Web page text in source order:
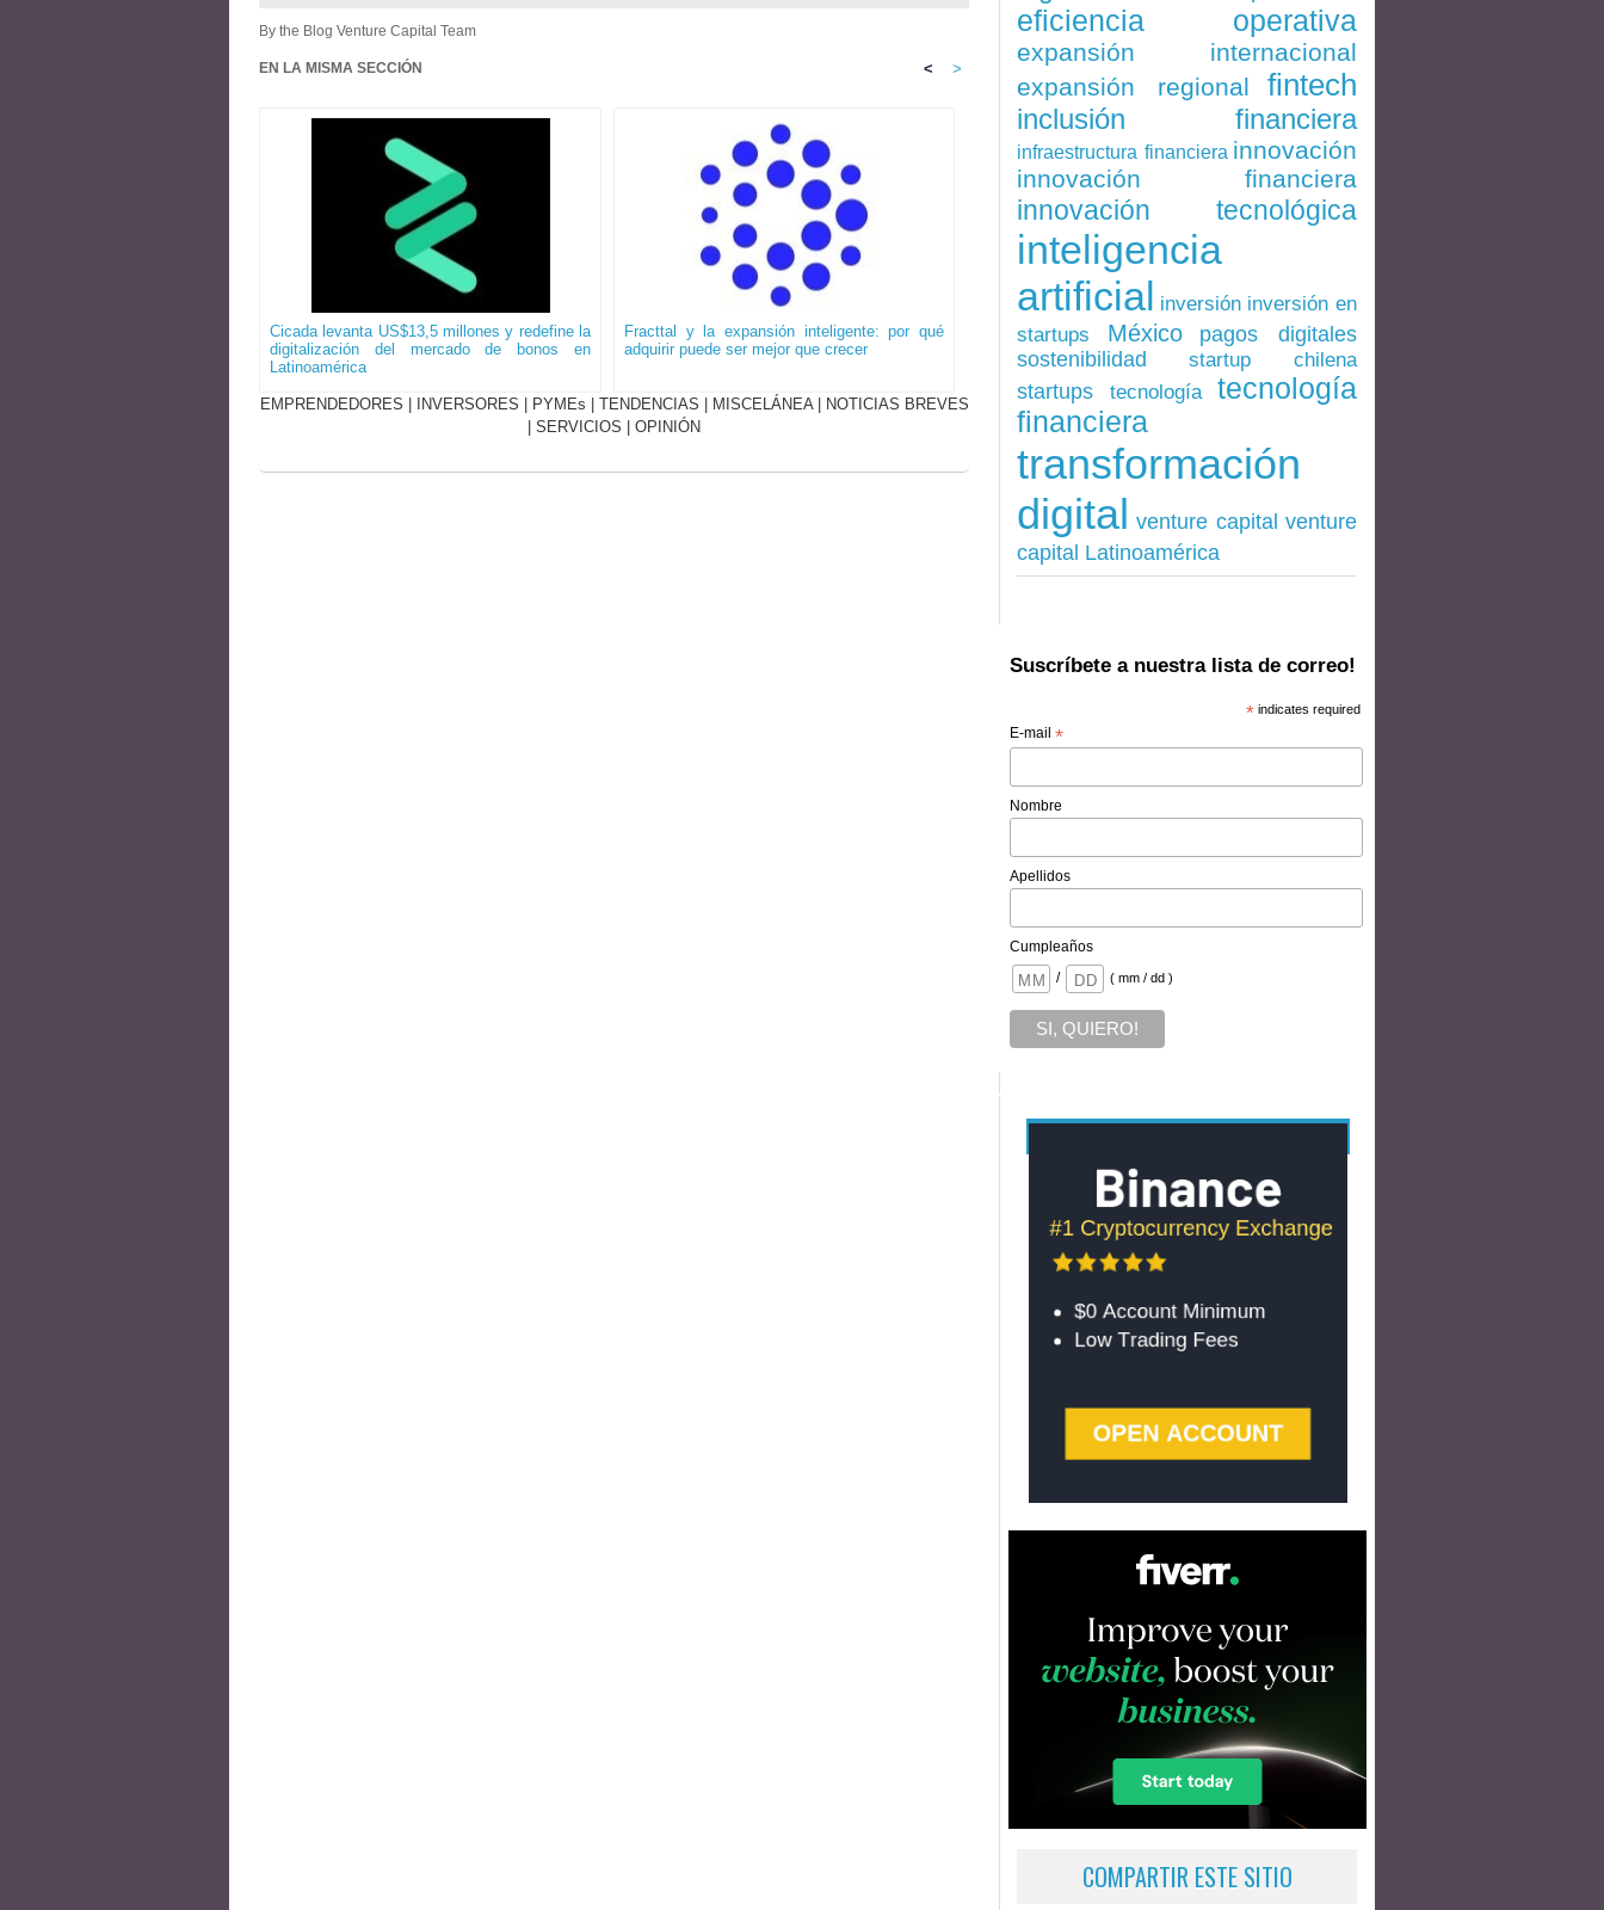
By the Blog Venture Capital Team
EN LA MISMA SECCIÓN < >
Cicada levanta US$13,5 millones y redefine la
digitalización del mercado de bonos en
Latinoamérica
Fracttal y la expansión inteligente: por qué
adquirir puede ser mejor que crecer
EMPRENDEDORES | INVERSORES | PYMEs | TENDENCIAS | MISCELÁNEA | NOTICIAS BREVES
| SERVICIOS | OPINIÓN
eficiencia operativa
expansión internacional
expansión regional
fintech
inclusión financiera
infraestructura financiera innovación
innovación financiera
innovación tecnológica
inteligencia
artificial inversión inversión en
startups
México pagos digitales
sostenibilidad startup chilena
startups tecnología
tecnología
financiera
transformación
digital venture capital venture
capital Latinoamérica
Suscríbete a nuestra lista de correo!
*indicates required
E-mail*
Nombre
Apellidos
Cumpleaños
/
( mm / dd )
COMPARTIR ESTE SITIO